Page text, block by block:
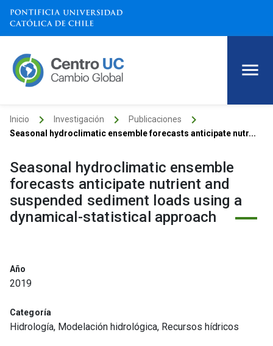
Inicio keyboard_arrow_right Investigación keyboard_arrow_right Publicaciones keyboard_arrow_right
Seasonal hydroclimatic ensemble forecasts anticipate nutr...
Seasonal hydroclimatic ensemble
forecasts anticipate nutrient and
suspended sediment loads using a
dynamical-statistical approach
Año
2019
Categoría
Hidrología, Modelación hidrológica, Recursos hídricos